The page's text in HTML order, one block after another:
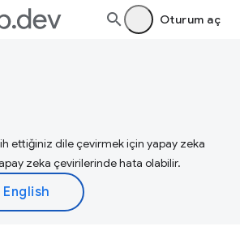
Oturum aç
ettiğiniz dile çevirmek için yapay zeka
zeka çevirilerinde hata olabilir.